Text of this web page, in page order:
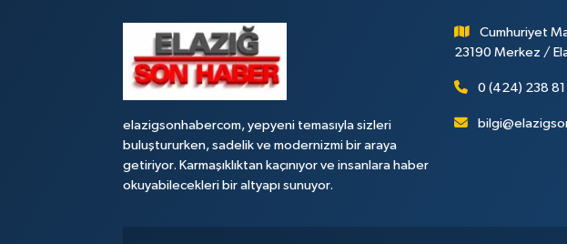
elazigsonhabercom, yepyeni temasıyla sizleri
buluştururken, sadelik ve modernizmi bir araya
getiriyor. Karmaşıklıktan kaçınıyor ve insanlara haber
okuyabilecekleri bir altyapı sunuyor.
Cumhuriyet
23190 Merkez /
0 (424) 238 81